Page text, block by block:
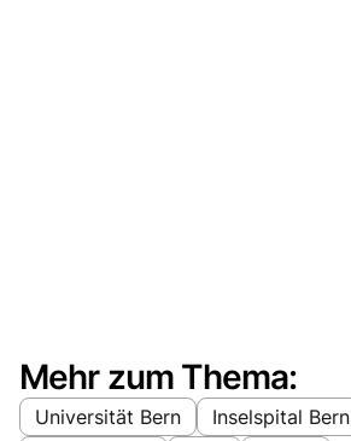
Mehr zum Thema:
Universität Bern
Inselspital Bern